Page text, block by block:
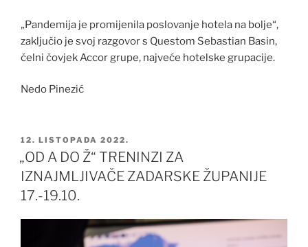
„Pandemija je promijenila poslovanje hotela na bolje“,
zaključio je svoj razgovor s Questom Sebastian Basin,
čelni čovjek Accor grupe, najveće hotelske grupacije.
Nedo Pinezić
OBJAVLJENO
12. LISTOPADA 2022.
„OD A DO Ž“ TRENINZI ZA
IZNAJMLJIVAČE ZADARSKE ŽUPANIJE
17.-19.10.